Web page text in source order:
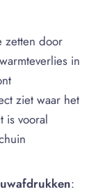
zetten door
in
ziet waar het
is vooral
: